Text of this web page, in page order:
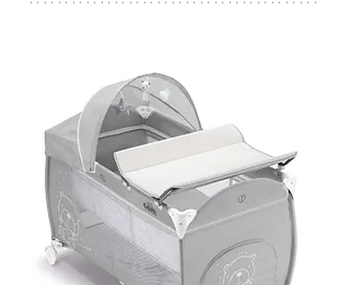
*****************************************